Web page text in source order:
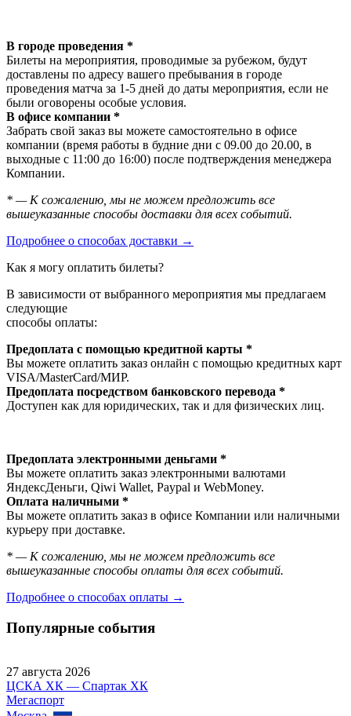
В городе проведения *
Билеты на мероприятия, проводимые за рубежом, будут
доставлены по адресу вашего пребывания в городе
проведения матча за 1-5 дней до даты мероприятия, если не
были оговорены особые условия.
В офисе компании *
Забрать свой заказ вы можете самостоятельно в офисе
компании (время работы в будние дни с 09.00 до 20.00, в
выходные с 11:00 до 16:00) после подтверждения менеджера
Компании.
* — К сожалению, мы не можем предложить все
вышеуказанные способы доставки для всех событий.
Подробнее о способах доставки →
Как я могу оплатить билеты?
В зависимости от выбранного мероприятия мы предлагаем
следующие
способы оплаты:
Предоплата с помощью кредитной карты *
Вы можете оплатить заказ онлайн с помощью кредитных карт
VISA/MasterСard/МИР.
Предоплата посредством банковского перевода *
Доступен как для юридических, так и для физических лиц.
Предоплата электронными деньгами *
Вы можете оплатить заказ электронными валютами
ЯндексДеньги, Qiwi Wallet, Paypal и WebMoney.
Оплата наличными *
Вы можете оплатить заказ в офисе Компании или наличными
курьеру при доставке.
* — К сожалению, мы не можем предложить все
вышеуказанные способы оплаты для всех событий.
Подробнее о способах оплаты →
Популярные события
27 августа 2026
ЦСКА ХК — Спартак ХК
Мегаспорт